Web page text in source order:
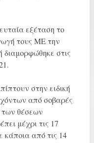
εξέταση το
τους ΜΕ την
στις
στην ειδική
από σοβαρές
των θέσεων
μέχρι τις 17
από τις 14